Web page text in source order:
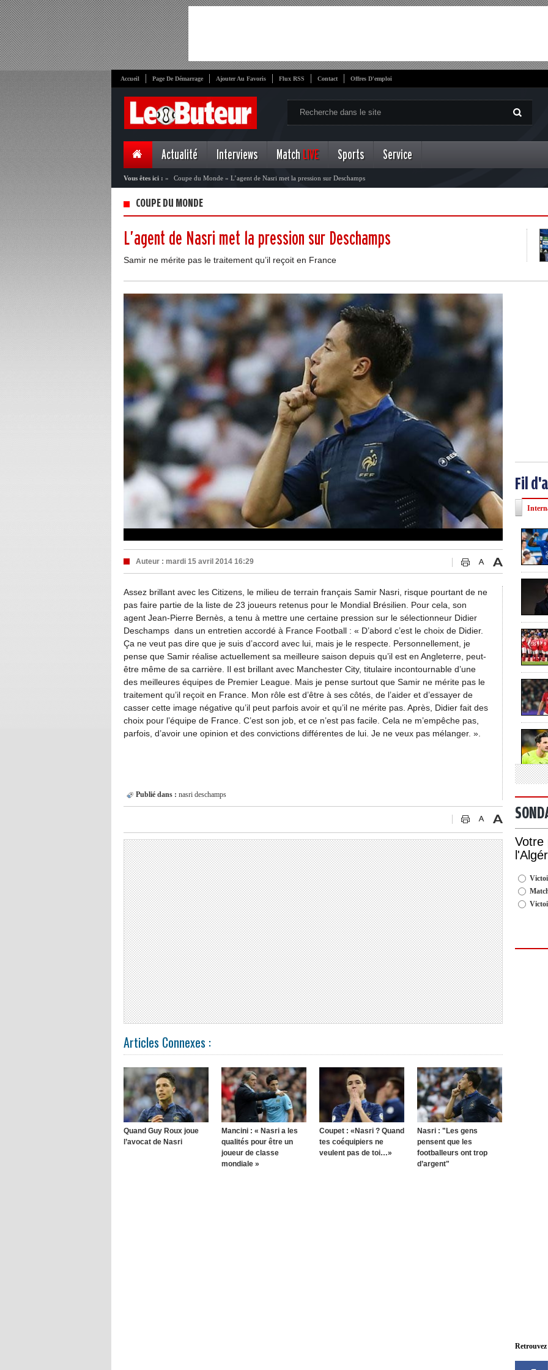
Accueil Page De Démarrage Ajouter Au Favoris Flux RSS Contact Offres D'emploi
Actualité Interviews Match LIVE Sports Service
Vous êtes ici : » Coupe du Monde » L’agent de Nasri met la pression sur Deschamps
COUPE DU MONDE
L’agent de Nasri met la pression sur Deschamps
Samir ne mérite pas le traitement qu’il reçoit en France
Auteur : mardi 15 avril 2014 16:29
Assez brillant avec les Citizens, le milieu de terrain français Samir Nasri, risque pourtant de ne
pas faire partie de la liste de 23 joueurs retenus pour le Mondial Brésilien. Pour cela, son
agent Jean-Pierre Bernès, a tenu à mettre une certaine pression sur le sélectionneur Didier
Deschamps dans un entretien accordé à France Football : « D’abord c’est le choix de Didier.
Ça ne veut pas dire que je suis d’accord avec lui, mais je le respecte. Personnellement, je
pense que Samir réalise actuellement sa meilleure saison depuis qu’il est en Angleterre, peut-
être même de sa carrière. Il est brillant avec Manchester City, titulaire incontournable d’une
des meilleures équipes de Premier League. Mais je pense surtout que Samir ne mérite pas le
traitement qu’il reçoit en France. Mon rôle est d’être à ses côtés, de l’aider et d’essayer de
casser cette image négative qu’il peut parfois avoir et qu’il ne mérite pas. Après, Didier fait des
choix pour l’équipe de France. C’est son job, et ce n’est pas facile. Cela ne m’empêche pas,
parfois, d’avoir une opinion et des convictions différentes de lui. Je ne veux pas mélanger. ».
Publié dans : nasri deschamps
Articles Connexes :
Quand Guy Roux joue
l’avocat de Nasri
Mancini : « Nasri a les
qualités pour être un
joueur de classe
mondiale »
Coupet : «Nasri ? Quand
tes coéquipiers ne
veulent pas de toi…»
Nasri : "Les gens
pensent que les
footballeurs ont trop
d’argent"
Fil
Votre